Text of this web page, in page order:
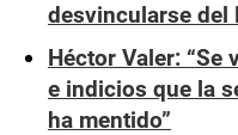
desvincularse del
Héctor Valer: “Se
e indicios que la
ha mentido”